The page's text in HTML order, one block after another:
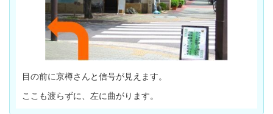
目の前に京樽さんと信号が見えます。
ここも渡らずに、左に曲がります。